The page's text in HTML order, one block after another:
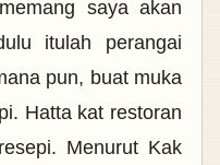
saya akan
itulah perangai
pun, buat muka
Hatta kat restoran
Menurut Kak